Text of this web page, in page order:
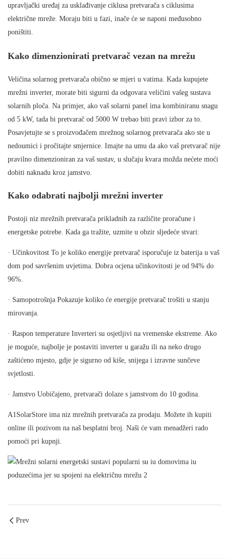
upravljački uređaj za usklađivanje ciklusa pretvarača s ciklusima
električne mreže. Moraju biti u fazi, inače će se naponi međusobno
poništiti.
Kako dimenzionirati pretvarač vezan na mrežu
Veličina solarnog pretvarača obično se mjeri u vatima. Kada kupujete
mrežni inverter, morate biti sigurni da odgovara veličini vašeg sustava
solarnih ploča. Na primjer, ako vaš solarni panel ima kombiniranu snagu
od 5 kW, tada bi pretvarač od 5000 W trebao biti pravi izbor za to.
Posavjetujte se s proizvođačem mrežnog solarnog pretvarača ako ste u
nedoumici i pročitajte smjernice. Imajte na umu da ako vaš pretvarač nije
pravilno dimenzioniran za vaš sustav, u slučaju kvara možda nećete moći
dobiti naknadu kroz jamstvo.
Kako odabrati najbolji mrežni inverter
Postoji niz mrežnih pretvarača prikladnih za različite proračune i
energetske potrebe. Kada ga tražite, uzmite u obzir sljedeće stvari:
· Učinkovitost To je koliko energije pretvarač isporučuje iz baterija u vaš
dom pod savršenim uvjetima. Dobra ocjena učinkovitosti je od 94% do
96%.
· Samopotrošnja Pokazuje koliko će energije pretvarač trošiti u stanju
mirovanja.
· Raspon temperature Inverteri su osjetljivi na vremenske ekstreme. Ako
je moguće, najbolje je postaviti inverter u garažu ili na neko drugo
zaštićeno mjesto, gdje je sigurno od kiše, snijega i izravne sunčeve
svjetlosti.
· Jamstvo Uobičajeno, pretvarači dolaze s jamstvom do 10 godina.
A1SolarStore ima niz mrežnih pretvarača za prodaju. Možete ih kupiti
online ili pozivom na naš besplatni broj. Naši će vam menadžeri rado
pomoći pri kupnji.
Prev